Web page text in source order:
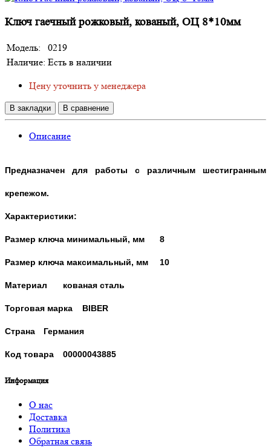
Ключ гаечный рожковый, кованый, ОЦ 8*10мм
Модель:
0219
Наличие: Есть в наличии
Цену уточнить у менеджера
В закладки В сравнение
Описание
Предназначен для работы с различным шестигранным
крепежом.
Характеристики:
Размер ключа минимальный, мм 8
Размер ключа максимальный, мм 10
Материал кованая сталь
Торговая марка BIBER
Страна Германия
Код товара 00000043885
Информация
О нас
Доставка
Политика
Обратная связь